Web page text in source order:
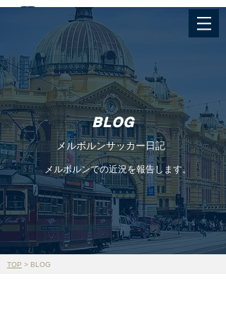
BLOG
メルボルンサッカー日記
メルボルンでの近況を報告します。
TOP > BLOG